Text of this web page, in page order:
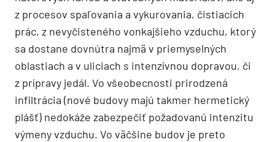
z procesov spaľovania a vykurovania, čistiacich
prác, z nevyčisteného vonkajšieho vzduchu, ktorý
sa dostane dovnútra najmä v priemyselných
oblastiach a v uliciach s intenzívnou dopravou, či
z prípravy jedál. Vo všeobecnosti prirodzená
infiltrácia (nové budovy majú takmer hermetický
plášť) nedokáže zabezpečiť požadovanú intenzitu
výmeny vzduchu. Vo väčšine budov je preto